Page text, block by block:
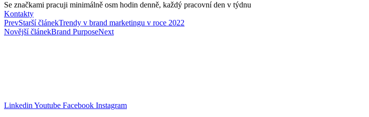
Se značkami pracuji minimálně osm hodin denně, každý pracovní den v týdnu
Kontakty
PrevStarší článekTrendy v brand marketingu v roce 2022
Novější článekBrand PurposeNext
Linkedin Youtube Facebook Instagram